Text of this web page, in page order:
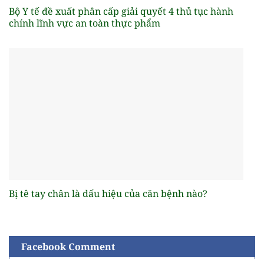
Bộ Y tế đề xuất phân cấp giải quyết 4 thủ tục hành
chính lĩnh vực an toàn thực phẩm
Bị tê tay chân là dấu hiệu của căn bệnh nào?
Facebook Comment